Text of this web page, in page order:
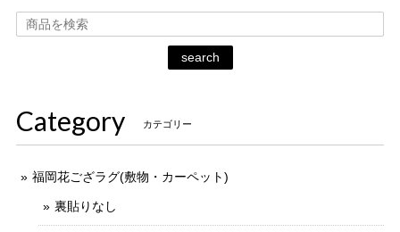
search
Category カテゴリー
福岡花ござラグ(敷物・カーペット)
裏貼りなし